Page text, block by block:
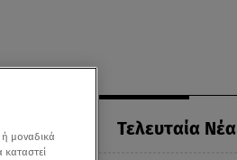
Τελευταία Νέα
μοναδικά